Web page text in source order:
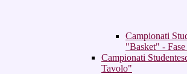
Campionati
"Basket" -
Campionati
Tavolo"